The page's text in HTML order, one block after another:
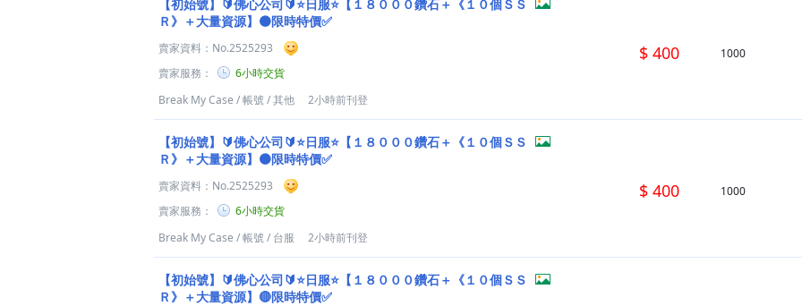
【初始號】🔰佛心公司🔰⭐日服⭐【１８０００鑽石＋《１０個ＳＳ
Ｒ》＋大量資源】🟠限時特價✅
賣家資料： No.2525293
賣家服務：
6小時交貨
Break My Case /帳號/其他 2小時前刊登
$ 400 1000
【初始號】🔰佛心公司🔰⭐日服⭐【１８０００鑽石＋《１０個ＳＳ
Ｒ》＋大量資源】🟠限時特價✅
賣家資料： No.2525293
賣家服務：
6小時交貨
Break My Case /帳號/ 台服 2小時前刊登
$ 400 1000
【初始號】🔰佛心公司🔰⭐日服⭐【１８０００鑽石＋《１０個ＳＳ
Ｒ》＋大量資源】🔴限時特價✅